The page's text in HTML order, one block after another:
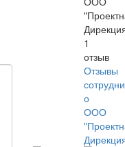
1
отзыв
Отзывы
о
ООО